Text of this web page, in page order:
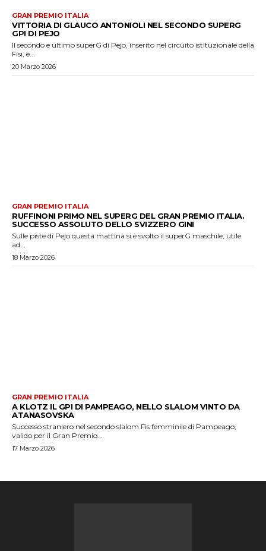
GRAN PREMIO ITALIA
VITTORIA DI GLAUCO ANTONIOLI NEL SECONDO SUPERG
GPI DI PEJO
Il secondo e ultimo superG di Pejo, inserito nel circuito istituzionale della
Fisi, è...
20 Marzo 2026
GRAN PREMIO ITALIA
RUFFINONI PRIMO NEL SUPERG DEL GRAN PREMIO ITALIA.
SUCCESSO ASSOLUTO DELLO SVIZZERO GINI
Sulle piste di Pejo questa mattina si è svolto il superG maschile, utile
ad...
18 Marzo 2026
GRAN PREMIO ITALIA
A KLOTZ IL GPI DI PAMPEAGO, NELLO SLALOM VINTO DA
ATANASOVSKA
Successo straniero nel secondo slalom Fis femminile di Pampeago,
valido per il Gran Premio...
17 Marzo 2026